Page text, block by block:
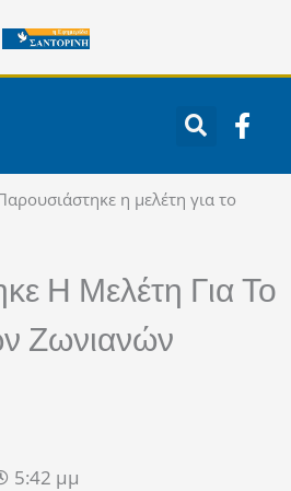
F
a
k
η μελέτη για το
Η Μελέτη Για Το
Ζωνιανών
5:42 μμ